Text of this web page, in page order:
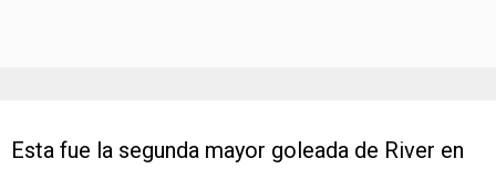
Esta fue la segunda mayor goleada de River en